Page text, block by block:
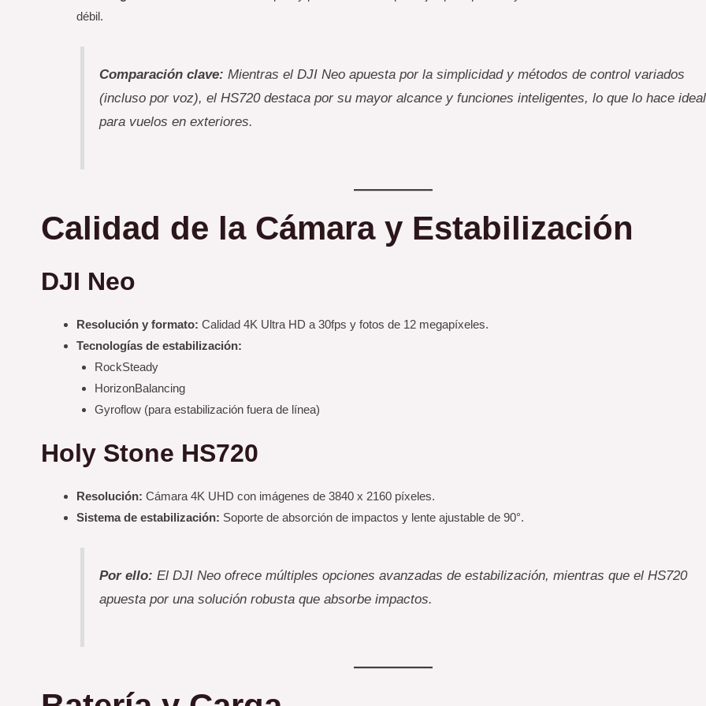
débil.
Comparación clave: Mientras el DJI Neo apuesta por la simplicidad y métodos de control variados
(incluso por voz), el HS720 destaca por su mayor alcance y funciones inteligentes, lo que lo hace ideal
para vuelos en exteriores.
Calidad de la Cámara y Estabilización
DJI Neo
Resolución y formato: Calidad 4K Ultra HD a 30fps y fotos de 12 megapíxeles.
Tecnologías de estabilización:
RockSteady
HorizonBalancing
Gyroflow (para estabilización fuera de línea)
Holy Stone HS720
Resolución: Cámara 4K UHD con imágenes de 3840 x 2160 píxeles.
Sistema de estabilización: Soporte de absorción de impactos y lente ajustable de 90°.
Por ello: El DJI Neo ofrece múltiples opciones avanzadas de estabilización, mientras que el HS720
apuesta por una solución robusta que absorbe impactos.